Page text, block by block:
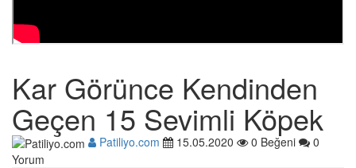
Kar Görünce Kendinden
Geçen 15 Sevimli Köpek
Patiliyo.com 15.05.2020 0 Beğeni
0
Yorum